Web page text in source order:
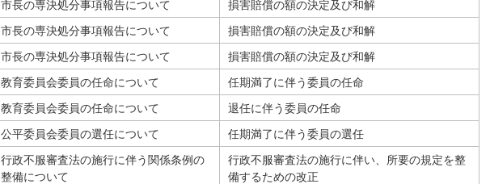
市長の専決処分事項報告について
損害賠償の額の決定及び和解
市長の専決処分事項報告について
損害賠償の額の決定及び和解
市長の専決処分事項報告について
損害賠償の額の決定及び和解
教育委員会委員の任命について
任期満了に伴う委員の任命
教育委員会委員の任命について
退任に伴う委員の任命
公平委員会委員の選任について 任期満了に伴う委員の選任
行政不服審査法の施行に伴う関係条例の
整備について
行政不服審査法の施行に伴い、所要の規定を整
備するための改正